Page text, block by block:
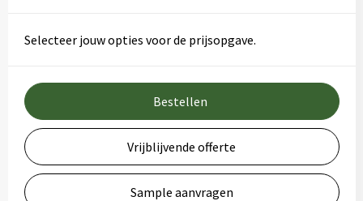
Selecteer jouw opties voor de prijsopgave.
Bestellen
Vrijblijvende offerte
Sample aanvragen